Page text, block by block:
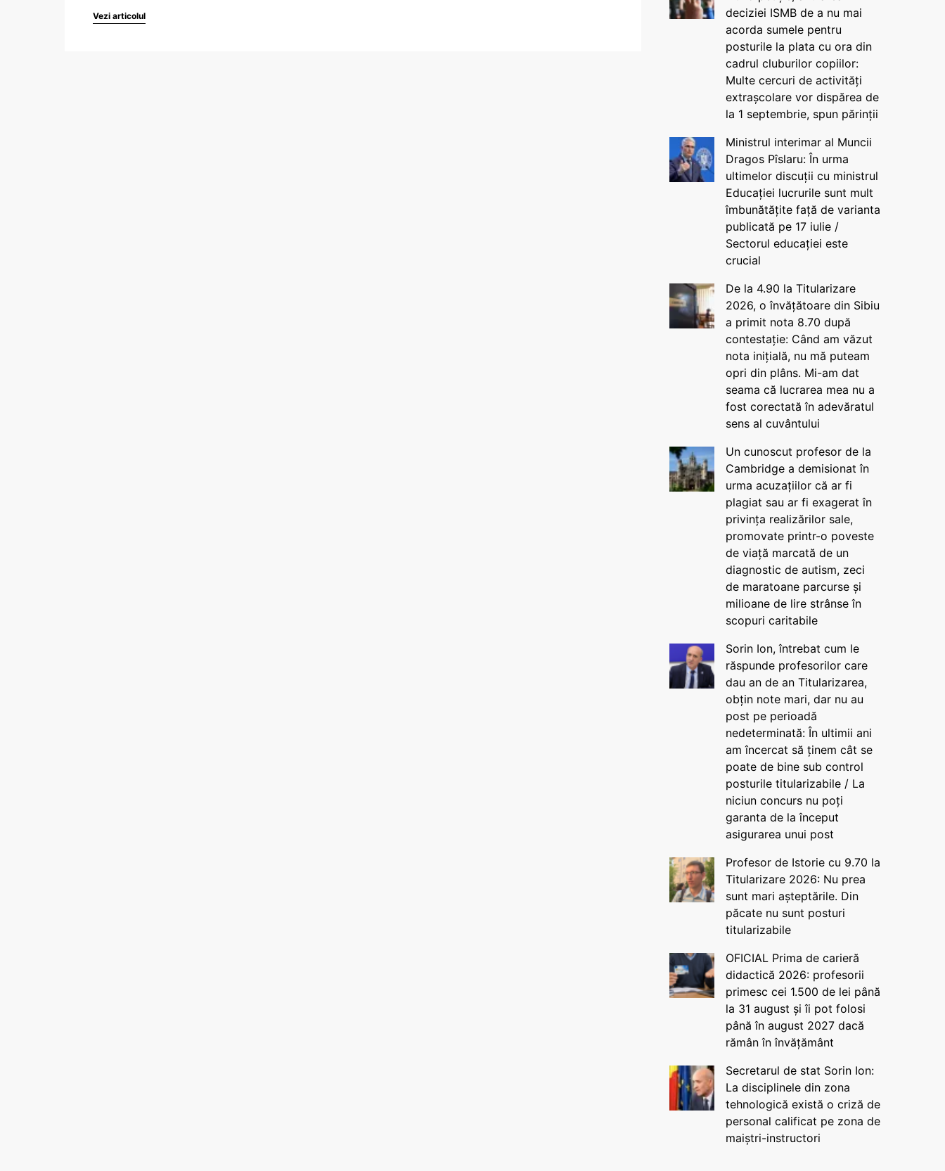
Vezi articolul
deciziei ISMB de a nu mai
acorda sumele pentru
posturile la plata cu ora din
cadrul cluburilor copiilor:
Multe cercuri de activități
extrașcolare vor dispărea de
la 1 septembrie, spun părinții
Ministrul interimar al Muncii
Dragos Pîslaru: În urma
ultimelor discuții cu ministrul
Educației lucrurile sunt mult
îmbunătățite față de varianta
publicată pe 17 iulie /
Sectorul educației este
crucial
De la 4.90 la Titularizare
2026, o învățătoare din Sibiu
a primit nota 8.70 după
contestație: Când am văzut
nota inițială, nu mă puteam
opri din plâns. Mi-am dat
seama că lucrarea mea nu a
fost corectată în adevăratul
sens al cuvântului
Un cunoscut profesor de la
Cambridge a demisionat în
urma acuzațiilor că ar fi
plagiat sau ar fi exagerat în
privința realizărilor sale,
promovate printr-o poveste
de viață marcată de un
diagnostic de autism, zeci
de maratoane parcurse și
milioane de lire strânse în
scopuri caritabile
Sorin Ion, întrebat cum le
răspunde profesorilor care
dau an de an Titularizarea,
obțin note mari, dar nu au
post pe perioadă
nedeterminată: În ultimii ani
am încercat să ținem cât se
poate de bine sub control
posturile titularizabile / La
niciun concurs nu poți
garanta de la început
asigurarea unui post
Profesor de Istorie cu 9.70 la
Titularizare 2026: Nu prea
sunt mari așteptările. Din
păcate nu sunt posturi
titularizabile
OFICIAL Prima de carieră
didactică 2026: profesorii
primesc cei 1.500 de lei până
la 31 august și îi pot folosi
până în august 2027 dacă
rămân în învățământ
Secretarul de stat Sorin Ion:
La disciplinele din zona
tehnologică există o criză de
personal calificat pe zona de
maiștri-instructori